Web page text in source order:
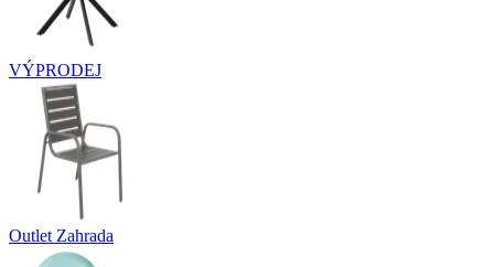
VÝPRODEJ
Outlet Zahrada